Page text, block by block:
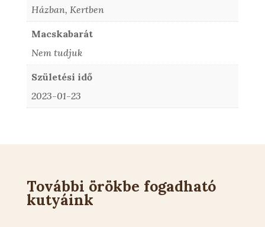
Házban, Kertben
Macskabarát
Nem tudjuk
Születési idő
2023-01-23
További örökbe fogadható
kutyáink